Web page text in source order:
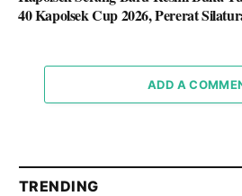
40 Kapolsek Cup 2026, Pererat
ADD A
TRENDING